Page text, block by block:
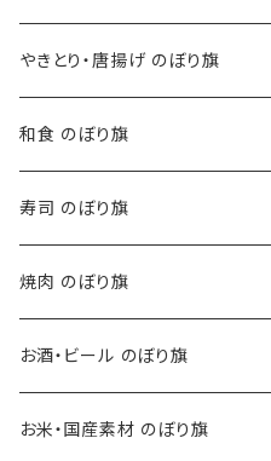
やきとり・唐揚げ のぼり旗
和食 のぼり旗
寿司 のぼり旗
焼肉 のぼり旗
お酒・ビール のぼり旗
お米・国産素材 のぼり旗